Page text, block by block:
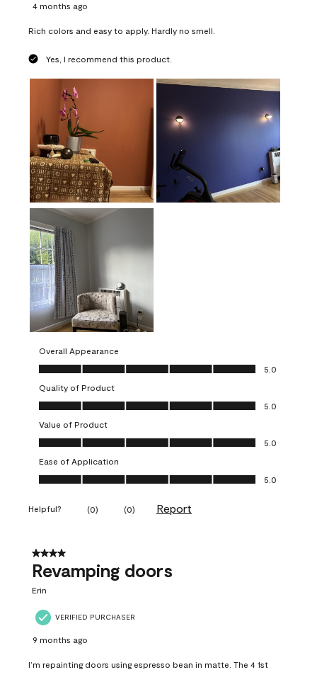
4 months ago
Rich colors and easy to apply. Hardly no smell.
Yes, I recommend this product.
Overall Appearance
Overall Appearance, 5.0 out of 5
5.0
Quality of Product
Quality of Product, 5.0 out of 5
5.0
Value of Product
Value of Product, 5.0 out of 5
5.0
Ease of Application
Ease of Application, 5.0 out of 5
5.0
Helpful? (0) (0) Report
4 out of 5 stars.
Revamping doors
Erin
VERIFIED PURCHASER
9 months ago
I’m repainting doors using espresso bean in matte. The 4 1st